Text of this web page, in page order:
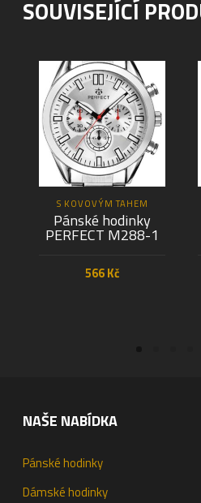
SOUVISEJÍCÍ
S KOVOVÝM TAHEM
Pánské hodinky
PERFECT M288-1
566Kč
NAŠE NABÍDKA
Pánské hodinky
Dámské hodinky